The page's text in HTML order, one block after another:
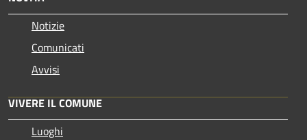
Notizie
Comunicati
Avvisi
VIVERE IL COMUNE
Luoghi